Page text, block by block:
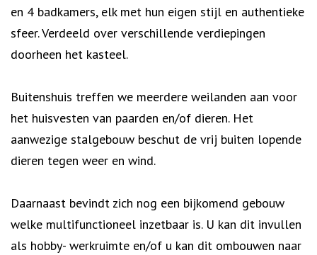
en 4 badkamers, elk met hun eigen stijl en authentieke
sfeer. Verdeeld over verschillende verdiepingen
doorheen het kasteel.
Buitenshuis treffen we meerdere weilanden aan voor
het huisvesten van paarden en/of dieren. Het
aanwezige stalgebouw beschut de vrij buiten lopende
dieren tegen weer en wind.
Daarnaast bevindt zich nog een bijkomend gebouw
welke multifunctioneel inzetbaar is. U kan dit invullen
als hobby- werkruimte en/of u kan dit ombouwen naar